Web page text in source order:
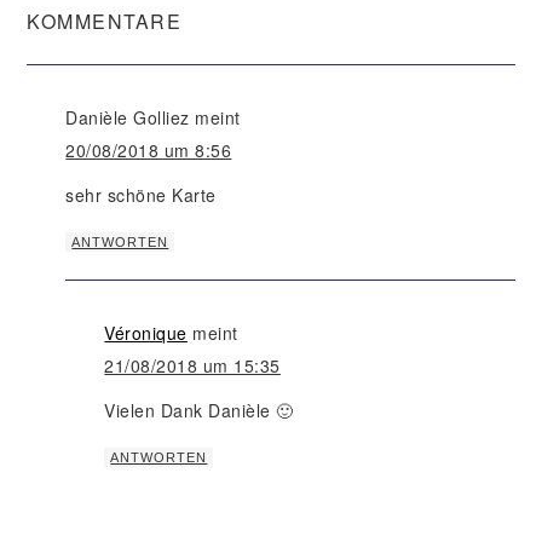
KOMMENTARE
Danièle Golliez meint
20/08/2018 um 8:56
sehr schöne Karte
ANTWORTEN
Véronique meint
21/08/2018 um 15:35
Vielen Dank Danièle 🙂
ANTWORTEN